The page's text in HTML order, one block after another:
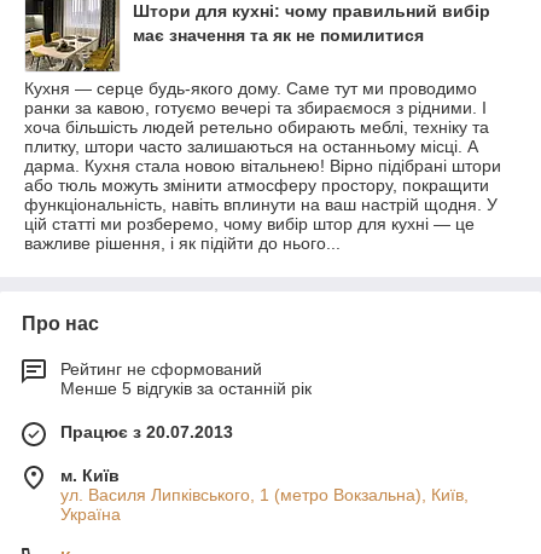
Штори для кухні: чому правильний вибір
має значення та як не помилитися
Кухня — серце будь-якого дому. Саме тут ми проводимо
ранки за кавою, готуємо вечері та збираємося з рідними. І
хоча більшість людей ретельно обирають меблі, техніку та
плитку, штори часто залишаються на останньому місці. А
дарма. Кухня стала новою вітальнею! Вірно підібрані штори
або тюль можуть змінити атмосферу простору, покращити
функціональність, навіть вплинути на ваш настрій щодня. У
цій статті ми розберемо, чому вибір штор для кухні — це
важливе рішення, і як підійти до нього...
Про нас
Рейтинг не сформований
Менше 5 відгуків за останній рік
Працює з 20.07.2013
м. Київ
ул. Василя Липківського, 1 (метро Вокзальна), Київ,
Україна